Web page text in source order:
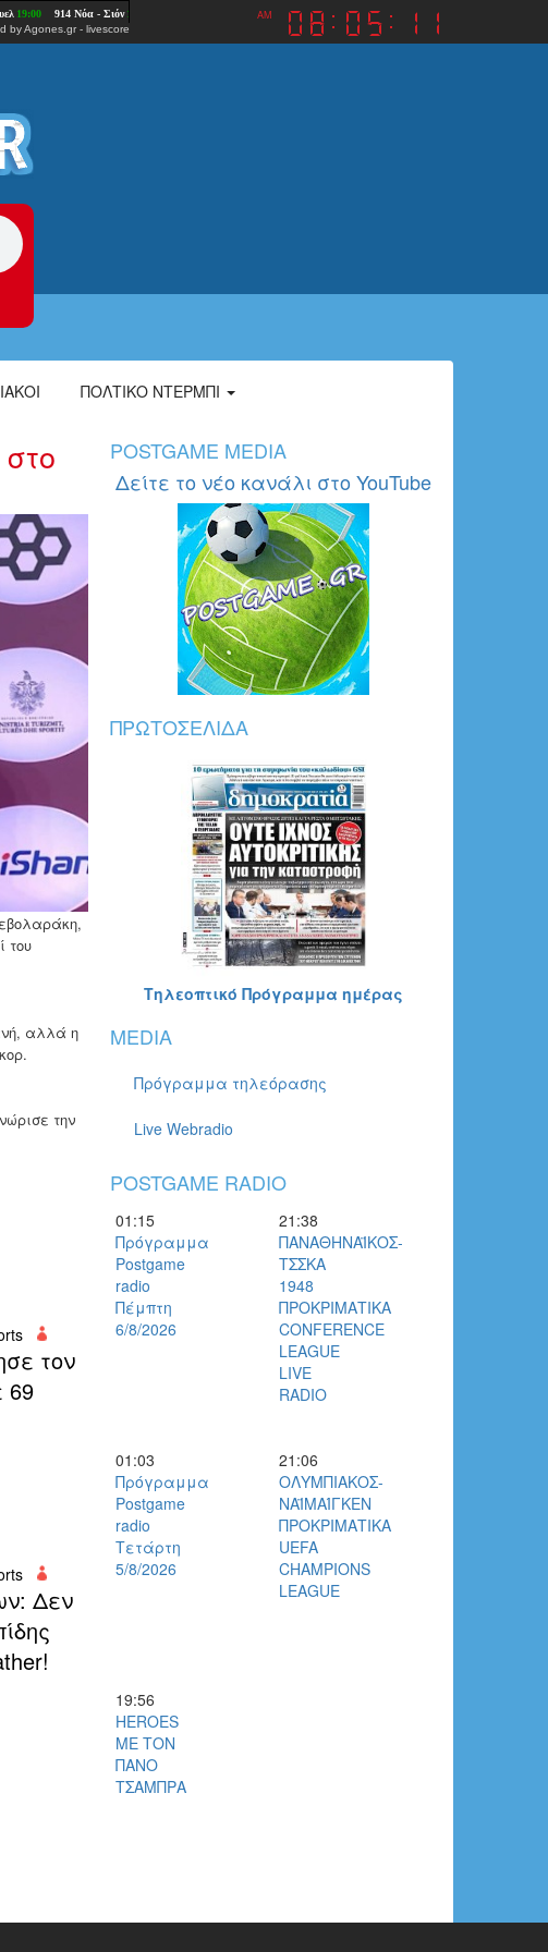
byAgones.gr- livescore
AM
ΠΟΛΤΙΚΌ ΝΤΈΡΜΠΙ
του
αλλά η
την
τον
69
Δεν
POSTGAME MEDIA
Δείτε το νέο κανάλι στο YouTube
ΠΡΩΤΟΣΈΛΙΔΑ
Τηλεοπτικό Πρόγραμμα ημέρας
MEDIA
Πρόγραμμα τηλεόρασης
Live Webradio
POSTGAME RADIO
01:15
Πρόγραμμα
Postgame
radio
Πέμπτη
6/8/2026
21:38
ΠΑΝΑΘΗΝΑΪΚΟΣ-
ΤΣΣΚΑ
1948
ΠΡΟΚΡΙΜΑΤΙΚΑ
CONFERENCE
LEAGUE
LIVE
RADIO
01:03
Πρόγραμμα
Postgame
radio
Τετάρτη
5/8/2026
21:06
ΟΛΥΜΠΙΑΚΟΣ-
ΝΑΪΜΑΊΓΚΕΝ
ΠΡΟΚΡΙΜΑΤΙΚΑ
UEFA
CHAMPIONS
LEAGUE
19:56
HEROES
ΜΕ ΤΟΝ
ΠΑΝΟ
ΤΣΑΜΠΡΑ